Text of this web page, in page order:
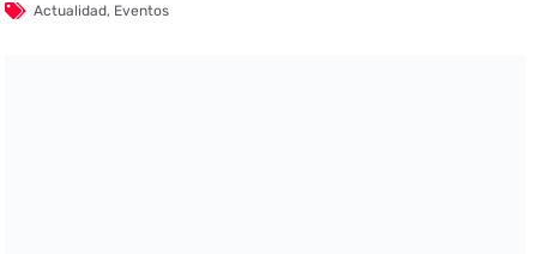
Actualidad, Eventos